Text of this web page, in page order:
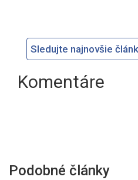
Sledujte najnovšie
Komentáre
Podobné články